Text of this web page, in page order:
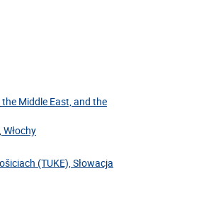
Middle East, and the
(TUKE), Słowacja